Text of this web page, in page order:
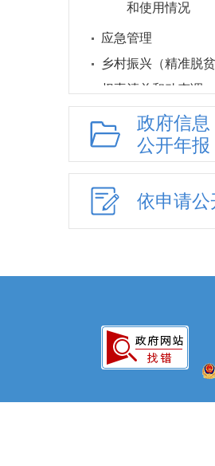
和使用情况
应急管理
乡村振兴（精准脱贫
权责清单和动态调
整情况
公共服务和中介服务
网上政务服务
招标采购
新闻发布
“双招双引”专项工作
政府信息
公开年报
依申请公